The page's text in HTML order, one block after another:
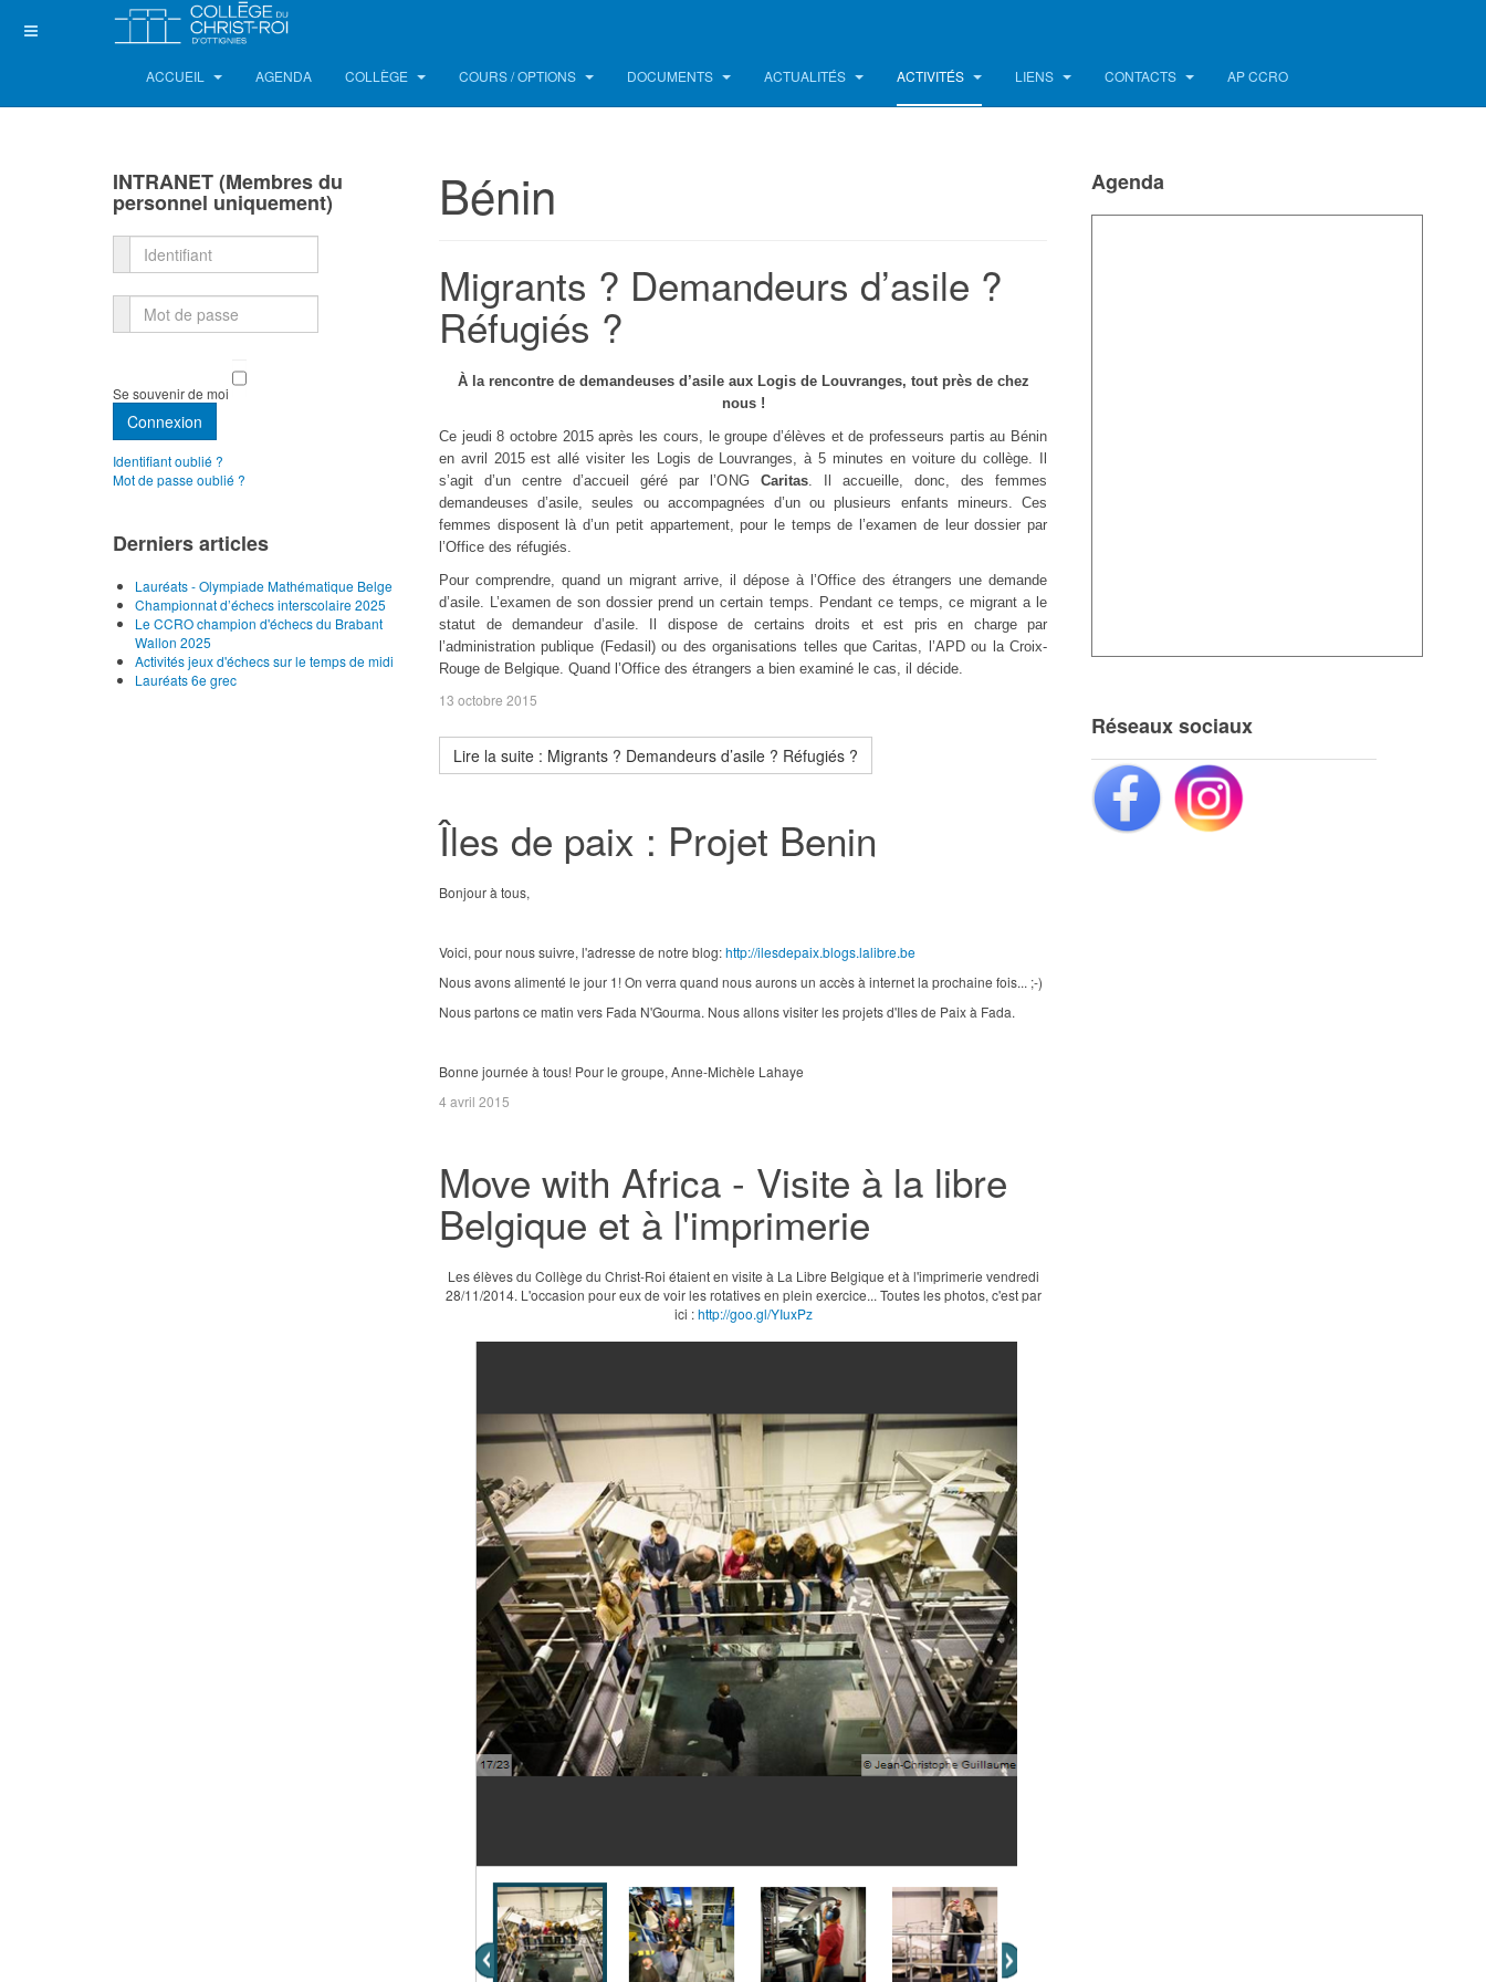
ACCUEIL AGENDA COLLÈGE COURS / OPTIONS DOCUMENTS ACTUALITÉS ACTIVITÉS LIENS CONTACTS AP CCRO
Bénin
Migrants ? Demandeurs d’asile ?
Réfugiés ?
À la rencontre de demandeuses d’asile aux Logis de Louvranges, tout près de chez
nous !
Ce jeudi 8 octobre 2015 après les cours, le groupe d’élèves et de professeurs partis au Bénin
en avril 2015 est allé visiter les Logis de Louvranges, à 5 minutes en voiture du collège. Il
s’agit d’un centre d’accueil géré par l’ONG Caritas. Il accueille, donc, des femmes
demandeuses d’asile, seules ou accompagnées d’un ou plusieurs enfants mineurs. Ces
femmes disposent là d’un petit appartement, pour le temps de l’examen de leur dossier par
l’Office des réfugiés.
Pour comprendre, quand un migrant arrive, il dépose à l’Office des étrangers une demande
d’asile. L’examen de son dossier prend un certain temps. Pendant ce temps, ce migrant a le
statut de demandeur d’asile. Il dispose de certains droits et est pris en charge par
l’administration publique (Fedasil) ou des organisations telles que Caritas, l’APD ou la Croix-
Rouge de Belgique. Quand l’Office des étrangers a bien examiné le cas, il décide.
13 octobre 2015
Lire la suite : Migrants ? Demandeurs d’asile ? Réfugiés ?
Îles de paix : Projet Benin
Bonjour à tous,
Voici, pour nous suivre, l'adresse de notre blog:http://ilesdepaix.blogs.lalibre.be
Nous avons alimenté le jour 1! On verra quand nous aurons un accès à internet la prochaine fois... ;-)
Nous partons ce matin vers Fada N'Gourma. Nous allons visiter les projets d'Iles de Paix à Fada.
Bonne journée à tous! Pour le groupe, Anne-Michèle Lahaye
4 avril 2015
Move with Africa - Visite à la libre
Belgique et à l'imprimerie
Les élèves du Collège du Christ-Roi étaient en visite à La Libre Belgique et à l'imprimerie vendredi
28/11/2014. L'occasion pour eux de voir les rotatives en plein exercice... Toutes les photos, c'est par
ici :http://goo.gl/YIuxPz
INTRANET (Membres du
personnel uniquement)
Identifiant
Mot de passe
Se souvenir de moi
Connexion
Identifiant oublié ?
Mot de passe oublié ?
Derniers articles
Lauréats - Olympiade Mathématique Belge
Championnat d’échecs interscolaire 2025
Le CCRO champion d'échecs du Brabant
Wallon 2025
Activités jeux d'échecs sur le temps de midi
Lauréats 6e grec
Agenda
Réseaux sociaux